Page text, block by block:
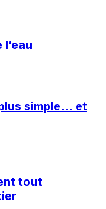
simple… et
tout